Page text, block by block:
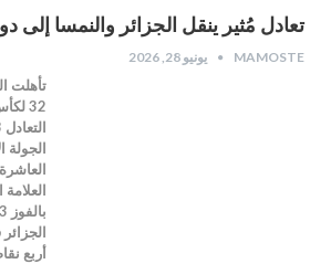
تعادل مُثير ينقل الجزائر والنمسا إلى دور
MAMOSTE يونيو 28, 2026
تأهلت
32
الجولة
أربع